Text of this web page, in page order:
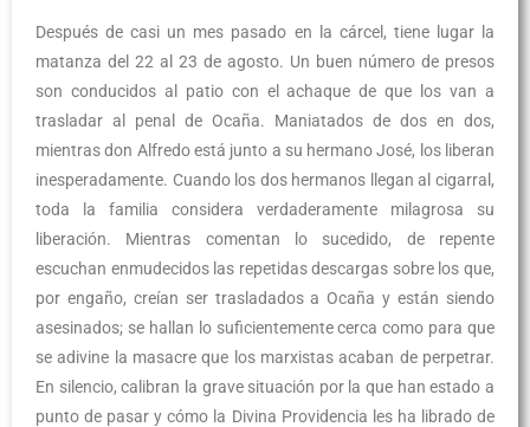
Después de casi un mes pasado en la cárcel, tiene lugar la
matanza del 22 al 23 de agosto. Un buen número de presos
son conducidos al patio con el achaque de que los van a
trasladar al penal de Ocaña. Maniatados de dos en dos,
mientras don Alfredo está junto a su hermano José, los liberan
inesperadamente. Cuando los dos hermanos llegan al cigarral,
toda la familia considera verdaderamente milagrosa su
liberación. Mientras comentan lo sucedido, de repente
escuchan enmudecidos las repetidas descargas sobre los que,
por engaño, creían ser trasladados a Ocaña y están siendo
asesinados; se hallan lo suficientemente cerca como para que
se adivine la masacre que los marxistas acaban de perpetrar.
En silencio, calibran la grave situación por la que han estado a
punto de pasar y cómo la Divina Providencia les ha librado de